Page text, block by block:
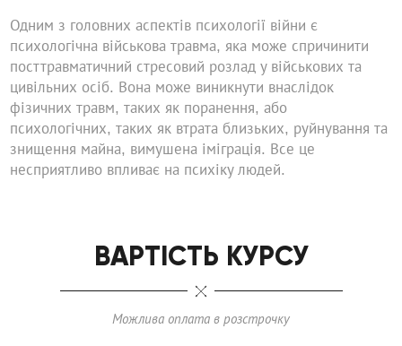
Одним з головних аспектів психології війни є
психологічна військова травма, яка може спричинити
посттравматичний стресовий розлад у військових та
цивільних осіб. Вона може виникнути внаслідок
фізичних травм, таких як поранення, або
психологічних, таких як втрата близьких, руйнування та
знищення майна, вимушена іміграція. Все це
несприятливо впливає на психіку людей.
ВАРТІСТЬ КУРСУ
Можлива оплата в розстрочку